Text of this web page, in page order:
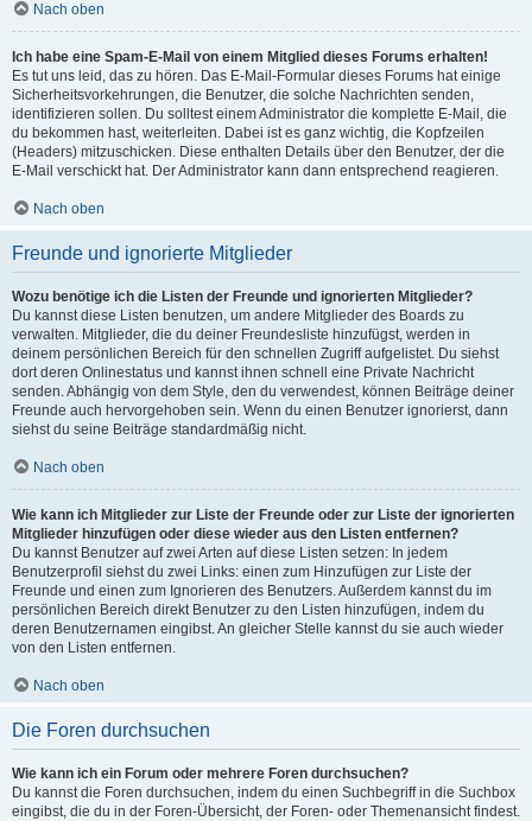
Nach oben
Ich habe eine Spam-E-Mail von einem Mitglied dieses Forums erhalten!
Es tut uns leid, das zu hören. Das E-Mail-Formular dieses Forums hat einige
Sicherheitsvorkehrungen, die Benutzer, die solche Nachrichten senden,
identifizieren sollen. Du solltest einem Administrator die komplette E-Mail, die
du bekommen hast, weiterleiten. Dabei ist es ganz wichtig, die Kopfzeilen
(Headers) mitzuschicken. Diese enthalten Details über den Benutzer, der die
E-Mail verschickt hat. Der Administrator kann dann entsprechend reagieren.
Nach oben
Freunde und ignorierte Mitglieder
Wozu benötige ich die Listen der Freunde und ignorierten Mitglieder?
Du kannst diese Listen benutzen, um andere Mitglieder des Boards zu
verwalten. Mitglieder, die du deiner Freundesliste hinzufügst, werden in
deinem persönlichen Bereich für den schnellen Zugriff aufgelistet. Du siehst
dort deren Onlinestatus und kannst ihnen schnell eine Private Nachricht
senden. Abhängig von dem Style, den du verwendest, können Beiträge deiner
Freunde auch hervorgehoben sein. Wenn du einen Benutzer ignorierst, dann
siehst du seine Beiträge standardmäßig nicht.
Nach oben
Wie kann ich Mitglieder zur Liste der Freunde oder zur Liste der ignorierten
Mitglieder hinzufügen oder diese wieder aus den Listen entfernen?
Du kannst Benutzer auf zwei Arten auf diese Listen setzen: In jedem
Benutzerprofil siehst du zwei Links: einen zum Hinzufügen zur Liste der
Freunde und einen zum Ignorieren des Benutzers. Außerdem kannst du im
persönlichen Bereich direkt Benutzer zu den Listen hinzufügen, indem du
deren Benutzernamen eingibst. An gleicher Stelle kannst du sie auch wieder
von den Listen entfernen.
Nach oben
Die Foren durchsuchen
Wie kann ich ein Forum oder mehrere Foren durchsuchen?
Du kannst die Foren durchsuchen, indem du einen Suchbegriff in die Suchbox
eingibst, die du in der Foren-Übersicht, der Foren- oder Themenansicht findest.